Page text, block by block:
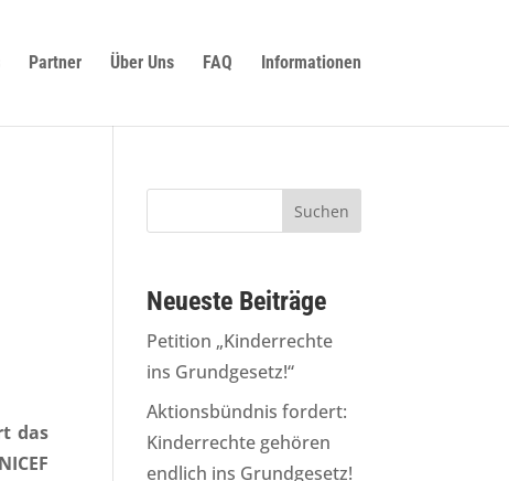
Partner Über Uns FAQ Informationen
das
Neueste Beiträge
Petition „Kinderrechte
ins Grundgesetz!“
Aktionsbündnis fordert:
Kinderrechte gehören
endlich ins Grundgesetz!